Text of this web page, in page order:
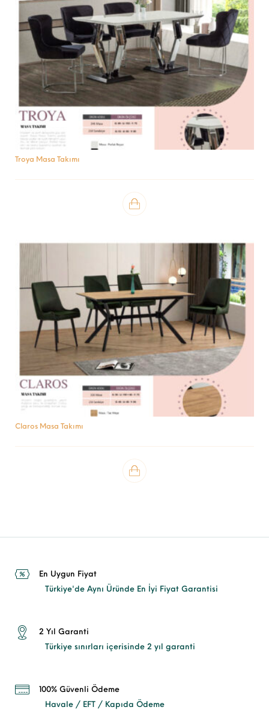
Troya Masa Takımı
Claros Masa Takımı
En Uygun Fiyat
Türkiye'de Aynı Üründe En İyi Fiyat Garantisi
2 Yıl Garanti
Türkiye sınırları içerisinde 2 yıl garanti
100% Güvenli Ödeme
Havale / EFT / Kapıda Ödeme